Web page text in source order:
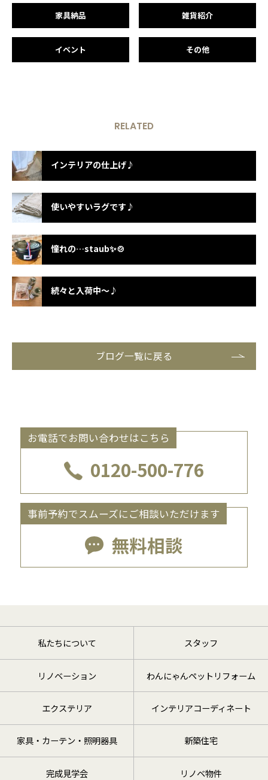
家具納品 雑貨紹介
イベント その他
RELATED
インテリアの仕上げ♪
使いやすいラグです♪
憧れの…staub✨🍲
続々と入荷中～♪
ブログ一覧に戻る
お電話でお問い合わせはこちら
0120-500-776
事前予約でスムーズにご相談いただけます
無料相談
私たちについて スタッフ
リノベーション わんにゃんペットリフォーム
エクステリア インテリアコーディネート
家具・カーテン・照明器具 新築住宅
完成見学会 リノベ物件